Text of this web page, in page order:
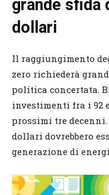
grande sfida
dollari
Il raggiungimento
zero richiederà
politica concertata.
investimenti fra i 92
prossimi tre
dollari dovrebbero
generazione di